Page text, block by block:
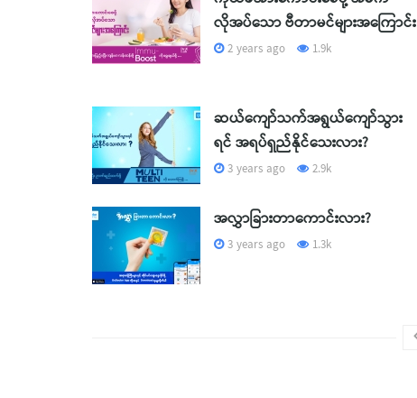
လိုအပ်သော ဗီတာမင်များအကြောင်း
2 years ago 1.9k
ဆယ်ကျော်သက်အရွယ်ကျော်သွား
ရင် အရပ်ရှည်နိုင်သေးလား?
3 years ago 2.9k
အလွှာခြားတာကောင်းလား?
3 years ago 1.3k